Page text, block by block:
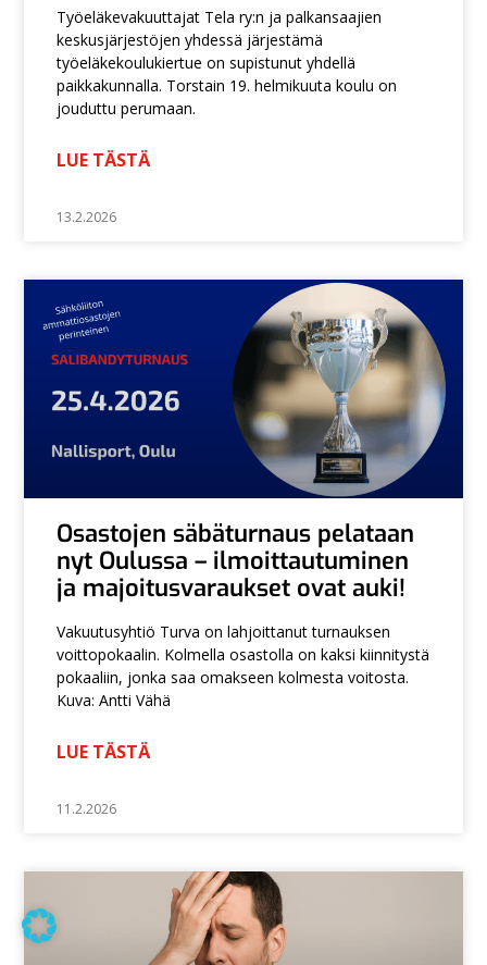
Työeläkevakuuttajat Tela ry:n ja palkansaajien
keskusjärjestöjen yhdessä järjestämä
työeläkekoulukiertue on supistunut yhdellä
paikkakunnalla. Torstain 19. helmikuuta koulu on
jouduttu perumaan.
LUE TÄSTÄ
13.2.2026
Osastojen säbäturnaus pelataan
nyt Oulussa – ilmoittautuminen
ja majoitusvaraukset ovat auki!
Vakuutusyhtiö Turva on lahjoittanut turnauksen
voittopokaalin. Kolmella osastolla on kaksi kiinnitystä
pokaaliin, jonka saa omakseen kolmesta voitosta.
Kuva: Antti Vähä
LUE TÄSTÄ
11.2.2026